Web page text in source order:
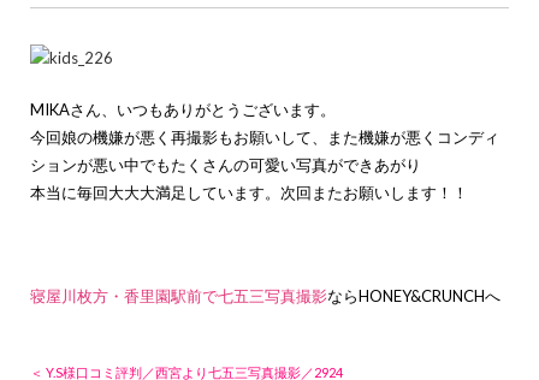
MIKAさん、いつもありがとうございます。
今回娘の機嫌が悪く再撮影もお願いして、また機嫌が悪くコンディ
ションが悪い中でもたくさんの可愛い写真ができあがり
本当に毎回大大大満足しています。次回またお願いします！！
寝屋川枚方・香里園駅前で七五三写真撮影ならHONEY&CRUNCHへ
＜ Y.S様口コミ評判／西宮より七五三写真撮影／2924